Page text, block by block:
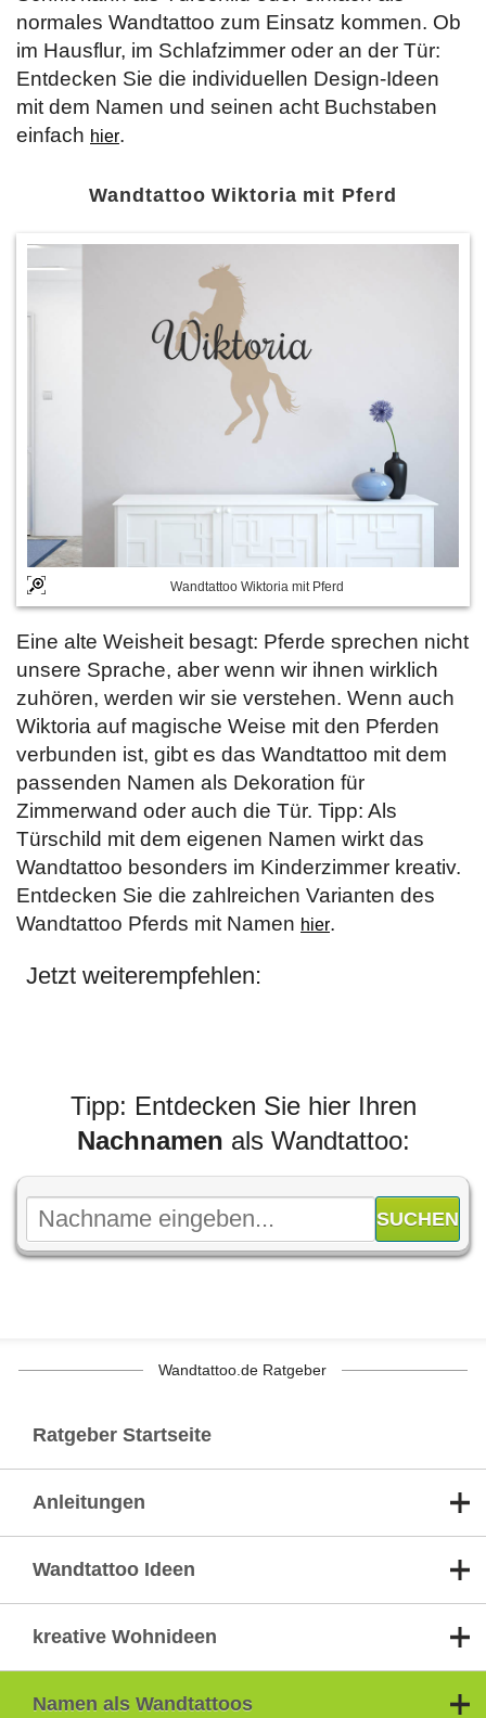
normales Wandtattoo zum Einsatz kommen. Ob
im Hausflur, im Schlafzimmer oder an der Tür:
Entdecken Sie die individuellen Design-Ideen
mit dem Namen und seinen acht Buchstaben
einfach hier.
Wandtattoo Wiktoria mit Pferd
Wandtattoo Wiktoria mit Pferd
Eine alte Weisheit besagt: Pferde sprechen nicht
unsere Sprache, aber wenn wir ihnen wirklich
zuhören, werden wir sie verstehen. Wenn auch
Wiktoria auf magische Weise mit den Pferden
verbunden ist, gibt es das Wandtattoo mit dem
passenden Namen als Dekoration für
Zimmerwand oder auch die Tür. Tipp: Als
Türschild mit dem eigenen Namen wirkt das
Wandtattoo besonders im Kinderzimmer kreativ.
Entdecken Sie die zahlreichen Varianten des
Wandtattoo Pferds mit Namen hier.
Jetzt weiterempfehlen:
Tipp: Entdecken Sie hier Ihren
Nachnamen als Wandtattoo:
Wandtattoo.de Ratgeber
Ratgeber Startseite
Anleitungen
Wandtattoo Ideen
kreative Wohnideen
Namen als Wandtattoos